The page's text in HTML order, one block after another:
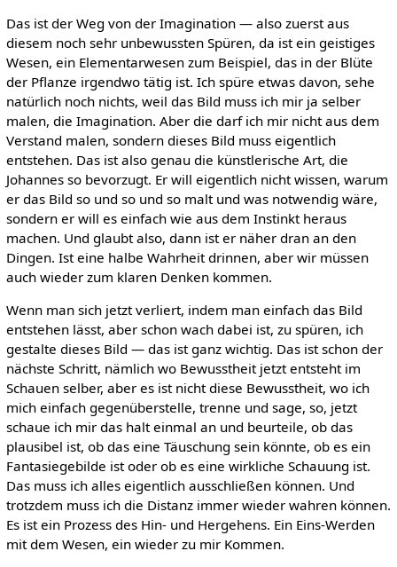
Das ist der Weg von der Imagination — also zuerst aus
diesem noch sehr unbewussten Spüren, da ist ein geistiges
Wesen, ein Elementarwesen zum Beispiel, das in der Blüte
der Pflanze irgendwo tätig ist. Ich spüre etwas davon, sehe
natürlich noch nichts, weil das Bild muss ich mir ja selber
malen, die Imagination. Aber die darf ich mir nicht aus dem
Verstand malen, sondern dieses Bild muss eigentlich
entstehen. Das ist also genau die künstlerische Art, die
Johannes so bevorzugt. Er will eigentlich nicht wissen, warum
er das Bild so und so und so malt und was notwendig wäre,
sondern er will es einfach wie aus dem Instinkt heraus
machen. Und glaubt also, dann ist er näher dran an den
Dingen. Ist eine halbe Wahrheit drinnen, aber wir müssen
auch wieder zum klaren Denken kommen.
Wenn man sich jetzt verliert, indem man einfach das Bild
entstehen lässt, aber schon wach dabei ist, zu spüren, ich
gestalte dieses Bild — das ist ganz wichtig. Das ist schon der
nächste Schritt, nämlich wo Bewusstheit jetzt entsteht im
Schauen selber, aber es ist nicht diese Bewusstheit, wo ich
mich einfach gegenüberstelle, trenne und sage, so, jetzt
schaue ich mir das halt einmal an und beurteile, ob das
plausibel ist, ob das eine Täuschung sein könnte, ob es ein
Fantasiegebilde ist oder ob es eine wirkliche Schauung ist.
Das muss ich alles eigentlich ausschließen können. Und
trotzdem muss ich die Distanz immer wieder wahren können.
Es ist ein Prozess des Hin- und Hergehens. Ein Eins-Werden
mit dem Wesen, ein wieder zu mir Kommen.